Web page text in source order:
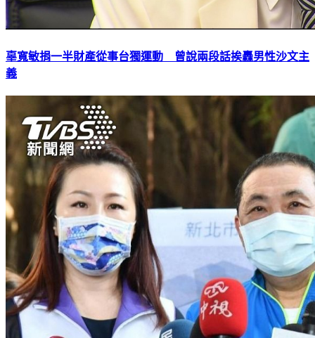
辜寬敏捐一半財產從事台獨運動 曾說兩段話挨轟男性沙文主
義